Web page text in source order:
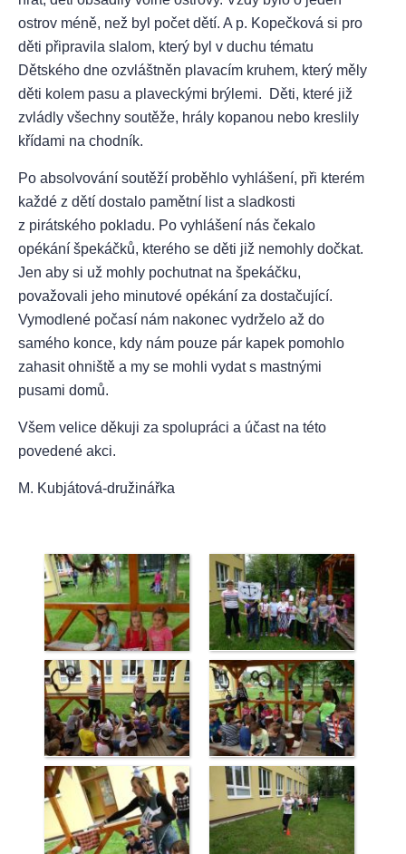
ostrov méně, než byl počet dětí. A p. Kopečková si pro
děti připravila slalom, který byl v duchu tématu
Dětského dne ozvláštněn plavacím kruhem, který měly
děti kolem pasu a plaveckými brýlemi. Děti, které již
zvládly všechny soutěže, hrály kopanou nebo kreslily
křídami na chodník.
Po absolvování soutěží proběhlo vyhlášení, při kterém
každé z dětí dostalo pamětní list a sladkosti
z pirátského pokladu. Po vyhlášení nás čekalo
opékání špekáčků, kterého se děti již nemohly dočkat.
Jen aby si už mohly pochutnat na špekáčku,
považovali jeho minutové opékání za dostačující.
Vymodlené počasí nám nakonec vydrželo až do
samého konce, kdy nám pouze pár kapek pomohlo
zahasit ohniště a my se mohli vydat s mastnými
pusami domů.
Všem velice děkuji za spolupráci a účast na této
povedené akci.
M. Kubjátová-družinářka